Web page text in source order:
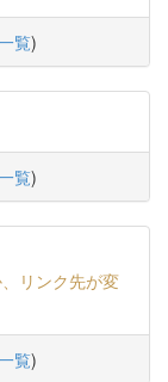
覧)
覧)
リンク先が変
覧)